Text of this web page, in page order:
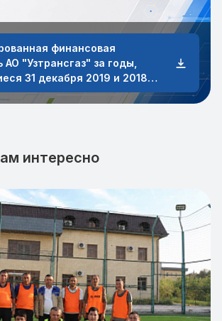
финансовая
АО "Узтрансгаз" за годы,
31 декабря 2019 и 2018
интересно